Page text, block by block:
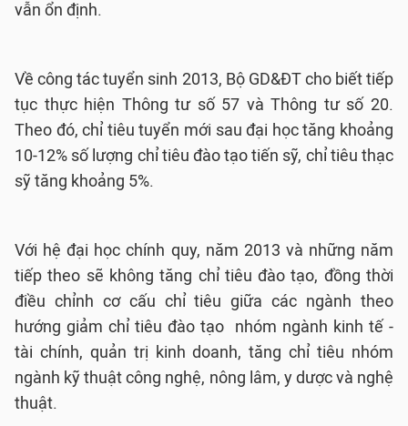
vẫn ổn định.
Về công tác tuyển sinh 2013, Bộ GD&ĐT cho biết tiếp
tục thực hiện Thông tư số 57 và Thông tư số 20.
Theo đó, chỉ tiêu tuyển mới sau đại học tăng khoảng
10-12% số lượng chỉ tiêu đào tạo tiến sỹ, chỉ tiêu thạc
sỹ tăng khoảng 5%.
Với hệ đại học chính quy, năm 2013 và những năm
tiếp theo sẽ không tăng chỉ tiêu đào tạo, đồng thời
điều chỉnh cơ cấu chỉ tiêu giữa các ngành theo
hướng giảm chỉ tiêu đào tạo nhóm ngành kinh tế -
tài chính, quản trị kinh doanh, tăng chỉ tiêu nhóm
ngành kỹ thuật công nghệ, nông lâm, y dược và nghệ
thuật.